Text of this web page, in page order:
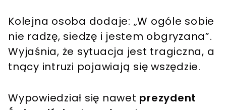
Kolejna osoba dodaje: „W ogóle sobie
nie radzę, siedzę i jestem obgryzana”.
Wyjaśnia, że sytuacja jest tragiczna, a
tnący intruzi pojawiają się wszędzie.
Wypowiedział się nawet prezydent